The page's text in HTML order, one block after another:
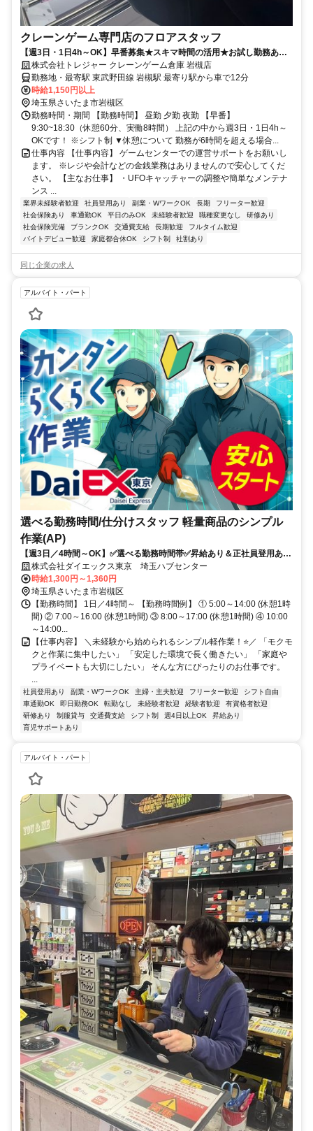
クレーンゲーム専門店のフロアスタッフ
【週3日・1日4h～OK】早番募集★スキマ時間の活用★お試し勤務あり
◎主婦(主夫)学生活躍中♪社員登用あり
株式会社トレジャー クレーンゲーム倉庫 岩槻店
勤務地・最寄駅 東武野田線 岩槻駅 最寄り駅から車で12分
時給1,150円以上
埼玉県さいたま市岩槻区
勤務時間・期間 【勤務時間】 昼勤 夕勤 夜勤 【早番】
9:30~18:30（休憩60分、実働8時間） 上記の中から週3日・1日4h～
OKです！ ※シフト制 ▼休憩について 勤務が6時間を超える場合...
仕事内容 【仕事内容】 ゲームセンターでの運営サポートをお願いし
ます。 ※レジや会計などの金銭業務はありませんので安心してくだ
さい。 【主なお仕事】 ・UFOキャッチャーの調整や簡単なメンテナ
ンス ...
業界未経験者歓迎 社員登用あり 副業・WワークOK 長期
フリーター歓迎
社会保険あり
車通勤OK 平日のみOK 未経験者歓迎 職種変更なし
研修あり
社会保険完備
ブランクOK 交通費支給 長期歓迎
フルタイム歓迎
バイトデビュー歓迎
家庭都合休OK シフト制 社割あり
同じ企業の求人
アルバイト・パート
選べる勤務時間/仕分けスタッフ 軽量商品のシンプル
作業(AP)
【週3日／4時間～OK】✅選べる勤務時間帯✅昇給あり＆正社員登用あり
✅シンプルな作業
株式会社ダイエックス東京 埼玉ハブセンター
時給1,300円～1,360円
埼玉県さいたま市岩槻区
【勤務時間】 1日／4時間～ 【勤務時間例】 ① 5:00～14:00 (休憩1時
間) ② 7:00～16:00 (休憩1時間) ③ 8:00～17:00 (休憩1時間) ④ 10:00
～14:00...
【仕事内容】 ＼未経験から始められるシンプル軽作業！⭐／ 「モクモ
クと作業に集中したい」 「安定した環境で長く働きたい」 「家庭や
プライベートも大切にしたい」 そんな方にぴったりのお仕事です。
...
社員登用あり 副業・WワークOK 主婦・主夫歓迎 フリーター歓迎
シフト自由
車通勤OK
即日勤務OK 転勤なし 未経験者歓迎 経験者歓迎
有資格者歓迎
研修あり
制服貸与 交通費支給 シフト制 週4日以上OK
昇給あり
育児サポートあり
アルバイト・パート